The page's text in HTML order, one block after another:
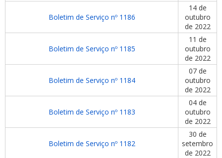
Boletim de Serviço nº 1186
14 de
outubro
de 2022
Boletim de Serviço nº 1185
11 de
outubro
de 2022
Boletim de Serviço nº 1184
07 de
outubro
de 2022
Boletim de Serviço nº 1183
04 de
outubro
de 2022
Boletim de Serviço nº 1182
30 de
setembro
de 2022